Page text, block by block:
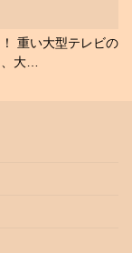
重い大型テレビの
大…